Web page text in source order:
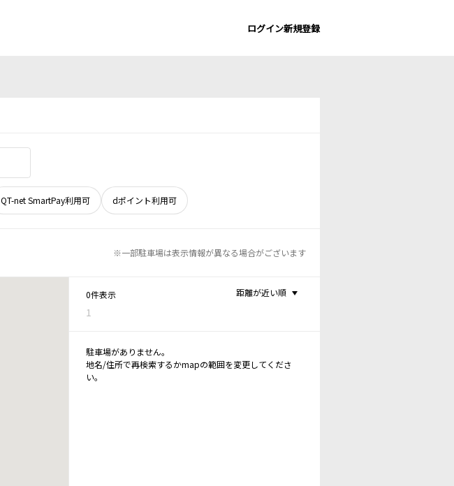
ログイン新規登録
QT-net SmartPay利用可 dポイント利用可
※一部駐車場は表示情報が異なる場合がございます
0件表示
1
距離が近い順
駐車場がありません。
地名/住所で再検索するかmapの範囲を変更してくださ
い。